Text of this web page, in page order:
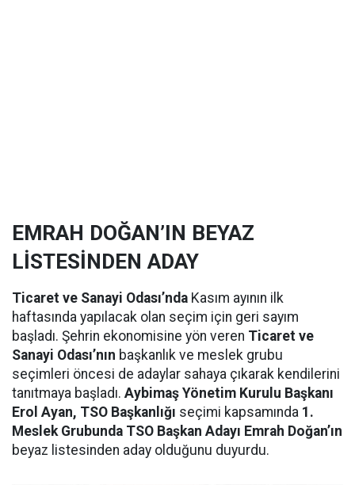
EMRAH DOĞAN’IN BEYAZ
LİSTESİNDEN ADAY
Ticaret ve Sanayi Odası’nda Kasım ayının ilk
haftasında yapılacak olan seçim için geri sayım
başladı. Şehrin ekonomisine yön veren Ticaret ve
Sanayi Odası’nın başkanlık ve meslek grubu
seçimleri öncesi de adaylar sahaya çıkarak kendilerini
tanıtmaya başladı. Aybimaş Yönetim Kurulu Başkanı
Erol Ayan, TSO Başkanlığı seçimi kapsamında 1.
Meslek Grubunda TSO Başkan Adayı Emrah Doğan’ın
beyaz listesinden aday olduğunu duyurdu.